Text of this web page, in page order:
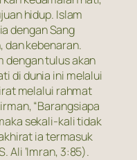
hidup. Islam
dengan Sang
dan kebenaran.
dengan tulus akan
di dunia ini melalui
melalui rahmat
“Barangsiapa
sekali-kali tidak
ia termasuk
Ali ‘Imran, 3:85).